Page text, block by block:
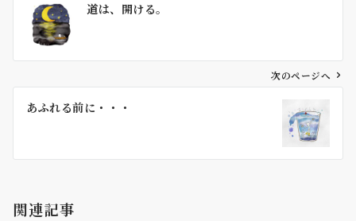
ビ
ン
道は、開ける。
次のページへ
あふれる前に・・・
関連記事